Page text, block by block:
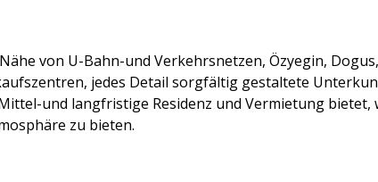
von U-Bahn-und Verkehrsnetzen, Özyegin,
jedes Detail sorgfältig gestaltete
und langfristige Residenz und Vermietung
zu bieten.